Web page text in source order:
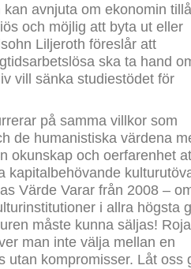
avnjuta om ekonomin
och möjlig att byta ut eller
Liljeroth föreslår att
ska ta hand
vill sänka studiestödet för
på samma villkor som
de humanistiska värdena
okunskap och oerfarenhet
kapitalbehövande
Värde Varar från 2008 –
i allra högsta
måste kunna säljas!
man inte välja mellan en
utan kompromisser. Låt oss